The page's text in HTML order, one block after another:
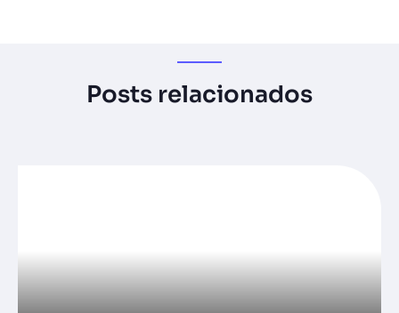
Posts relacionados